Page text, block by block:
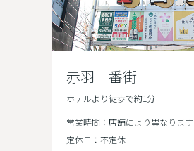
赤羽一番街
ホテルより徒歩で約1分
営業時間：店舗により異なります
定休日：不定休